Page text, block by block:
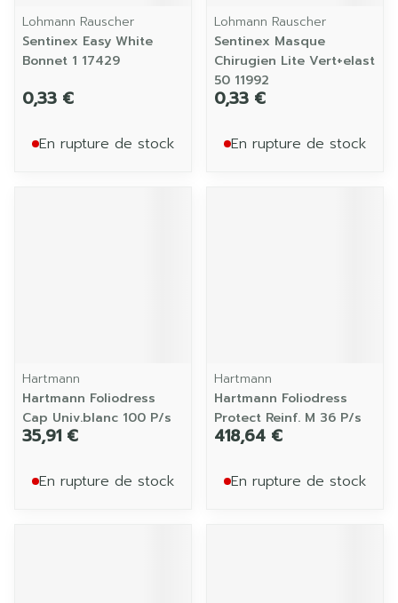
Lohmann Rauscher
Sentinex Easy White
Bonnet 1 17429
0,33 €
En rupture de stock
Lohmann Rauscher
Sentinex Masque
Chirugien Lite Vert+elast
50 11992
0,33 €
En rupture de stock
Hartmann
Hartmann Foliodress
Cap Univ.blanc 100 P/s
35,91 €
En rupture de stock
Hartmann
Hartmann Foliodress
Protect Reinf. M 36 P/s
418,64 €
En rupture de stock